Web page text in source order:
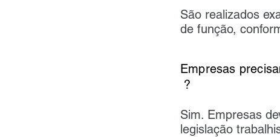
​​São realizados
de função,
Empresas
?
Sim. Empresas
legislação